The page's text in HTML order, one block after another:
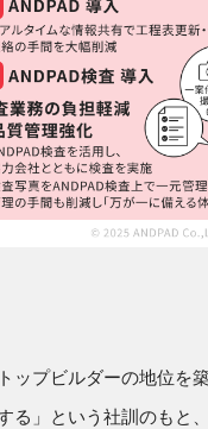
ップビルダーの地位を
る」という社訓のもと